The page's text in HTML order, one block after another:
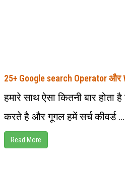
25+ Google search Operator और
हमारे साथ ऐसा कितनी बार
करते है और गूगल हमें सर्च कीवर्ड ...
Read More